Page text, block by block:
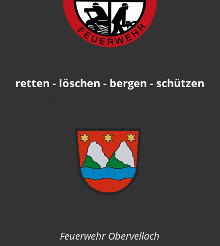
retten - löschen - bergen - schützen
Feuerwehr Obervellach